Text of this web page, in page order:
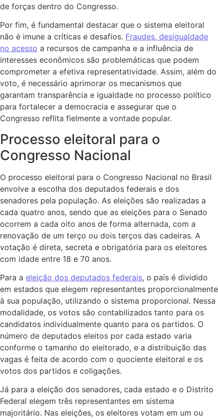
de forças dentro do Congresso.
Por fim, é fundamental destacar que o sistema eleitoral
não é imune a críticas e desafios. Fraudes, desigualdade
no acesso a recursos de campanha e a influência de
interesses econômicos são problemáticas que podem
comprometer a efetiva representatividade. Assim, além do
voto, é necessário aprimorar os mecanismos que
garantam transparência e igualdade no processo político
para fortalecer a democracia e assegurar que o
Congresso reflita fielmente a vontade popular.
Processo eleitoral para o
Congresso Nacional
O processo eleitoral para o Congresso Nacional no Brasil
envolve a escolha dos deputados federais e dos
senadores pela população. As eleições são realizadas a
cada quatro anos, sendo que as eleições para o Senado
ocorrem a cada oito anos de forma alternada, com a
renovação de um terço ou dois terços das cadeiras. A
votação é direta, secreta e obrigatória para os eleitores
com idade entre 18 e 70 anos.
Para a eleição dos deputados federais, o país é dividido
em estados que elegem representantes proporcionalmente
à sua população, utilizando o sistema proporcional. Nessa
modalidade, os votos são contabilizados tanto para os
candidatos individualmente quanto para os partidos. O
número de deputados eleitos por cada estado varia
conforme o tamanho do eleitorado, e a distribuição das
vagas é feita de acordo com o quociente eleitoral e os
votos dos partidos e coligações.
Já para a eleição dos senadores, cada estado e o Distrito
Federal elegem três representantes em sistema
majoritário. Nas eleições, os eleitores votam em um ou